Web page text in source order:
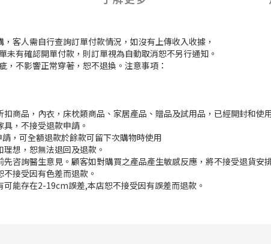
客人需自行查詢訂單付款情況，如沒有上傳收入收據，
有確認開單付款，則訂單視為自動取消恕不另行通知。
不影響正常穿著，恕不退換。注意事項：
商品，內衣，床枕類商品、家居產品、贈品及試用品，已經開封和使
，不接受退款申請。
，可全額退款於餘款可留下次購物時使用
想，恕無法退回及退款。
咨詢醫生意見。顧客如對購買之產品產生敏感反應，將不接受退貨安
接受因有色差而退款。
能存在2-19cm誤差,本店恕不接受因有誤差而退款。